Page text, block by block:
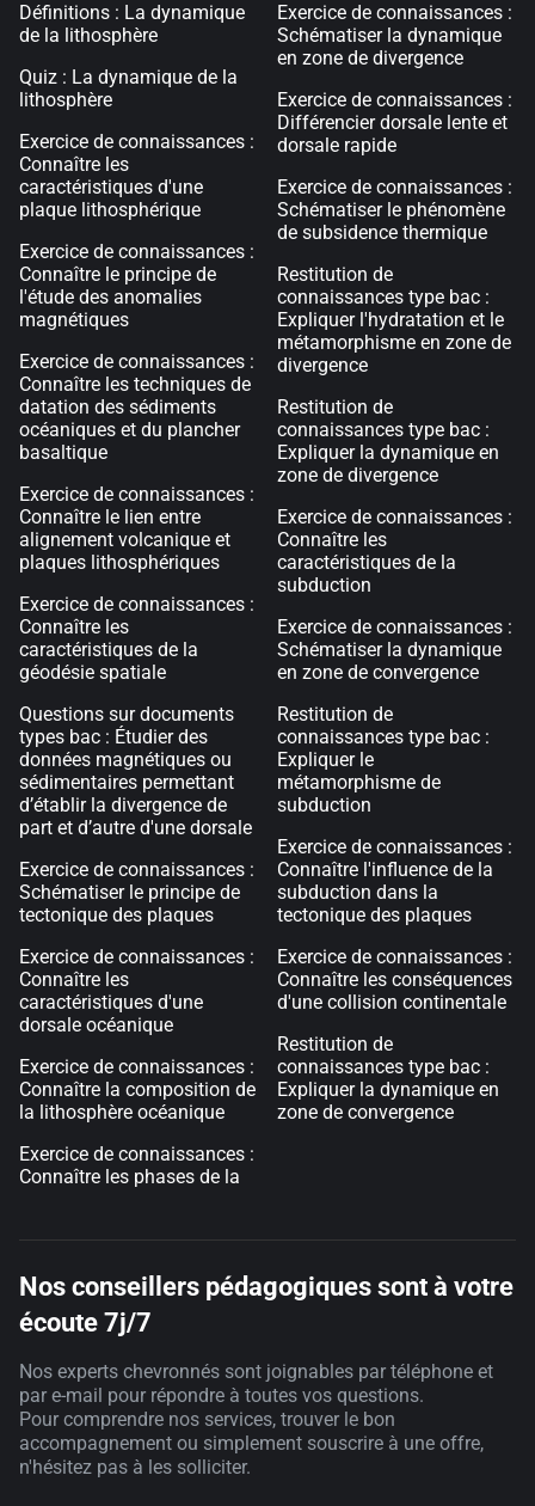
Définitions : La dynamique
de la lithosphère
Quiz : La dynamique de la
lithosphère
Exercice de connaissances :
Connaître les
caractéristiques d'une
plaque lithosphérique
Exercice de connaissances :
Connaître le principe de
l'étude des anomalies
magnétiques
Exercice de connaissances :
Connaître les techniques de
datation des sédiments
océaniques et du plancher
basaltique
Exercice de connaissances :
Connaître le lien entre
alignement volcanique et
plaques lithosphériques
Exercice de connaissances :
Connaître les
caractéristiques de la
géodésie spatiale
Questions sur documents
types bac : Étudier des
données magnétiques ou
sédimentaires permettant
d’établir la divergence de
part et d’autre d'une dorsale
Exercice de connaissances :
Schématiser le principe de
tectonique des plaques
Exercice de connaissances :
Connaître les
caractéristiques d'une
dorsale océanique
Exercice de connaissances :
Connaître la composition de
la lithosphère océanique
Exercice de connaissances :
Connaître les phases de la
Exercice de connaissances :
Schématiser la dynamique
en zone de divergence
Exercice de connaissances :
Différencier dorsale lente et
dorsale rapide
Exercice de connaissances :
Schématiser le phénomène
de subsidence thermique
Restitution de
connaissances type bac :
Expliquer l'hydratation et le
métamorphisme en zone de
divergence
Restitution de
connaissances type bac :
Expliquer la dynamique en
zone de divergence
Exercice de connaissances :
Connaître les
caractéristiques de la
subduction
Exercice de connaissances :
Schématiser la dynamique
en zone de convergence
Restitution de
connaissances type bac :
Expliquer le
métamorphisme de
subduction
Exercice de connaissances :
Connaître l'influence de la
subduction dans la
tectonique des plaques
Exercice de connaissances :
Connaître les conséquences
d'une collision continentale
Restitution de
connaissances type bac :
Expliquer la dynamique en
zone de convergence
Nos conseillers pédagogiques sont à votre
écoute 7j/7
Nos experts chevronnés sont joignables par téléphone et
par e-mail pour répondre à toutes vos questions.
Pour comprendre nos services, trouver le bon
accompagnement ou simplement souscrire à une offre,
n'hésitez pas à les solliciter.